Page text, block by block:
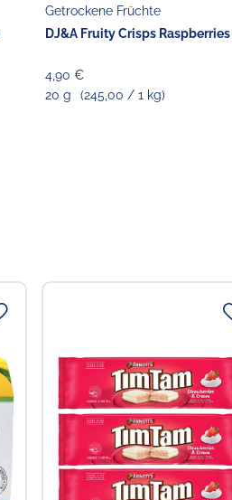
Getrockene Früchte
DJ&A Fruity Crisps Raspberries
4,90 €
20 g
(245,00 / 1 kg)